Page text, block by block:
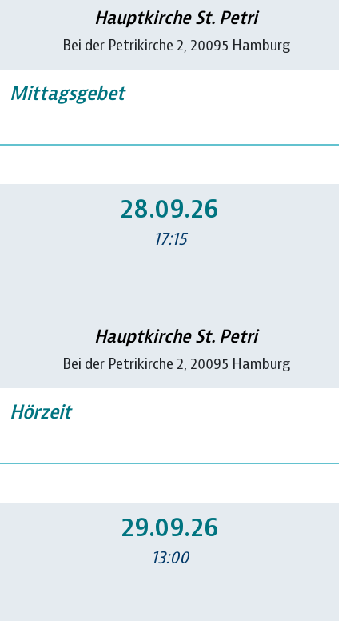
Hauptkirche St. Petri
Bei der Petrikirche 2, 20095 Hamburg
Mittagsgebet
28.09.26
17:15
Hauptkirche St. Petri
Bei der Petrikirche 2, 20095 Hamburg
Hörzeit
29.09.26
13:00